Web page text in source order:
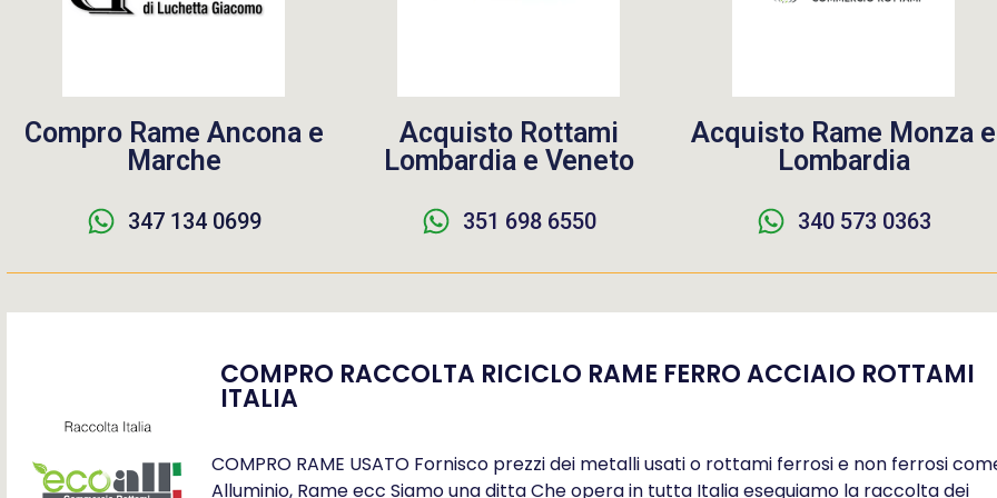
Compro Rame Ancona e
Marche
347 134 0699
Acquisto Rottami
Lombardia e Veneto
351 698 6550
Acquisto Rame Monza e
Lombardia
340 573 0363
COMPRO RACCOLTA RICICLO RAME FERRO ACCIAIO ROTTAMI
ITALIA
COMPRO RAME USATO Fornisco prezzi dei metalli usati o rottami ferrosi e non ferrosi
Alluminio, Rame ecc Siamo una ditta Che opera in tutta Italia eseguiamo la raccolta dei